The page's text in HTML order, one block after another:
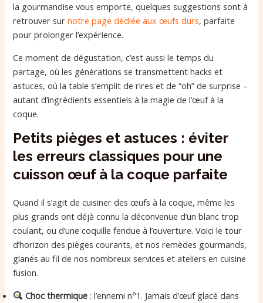
la gourmandise vous emporte, quelques suggestions sont à
retrouver surnotre page dédiée aux œufs durs, parfaite
pour prolonger l’expérience.
Ce moment de dégustation, c’est aussi le temps du
partage, où les générations se transmettent hacks et
astuces, où la table s’emplit de rires et de “oh” de surprise –
autant d’ingrédients essentiels à la magie de l’œuf à la
coque.
Petits pièges et astuces : éviter
les erreurs classiques pour une
cuisson œuf à la coque parfaite
Quand il s’agit de cuisiner des œufs à la coque, même les
plus grands ont déjà connu la déconvenue d’un blanc trop
coulant, ou d’une coquille fendue à l’ouverture. Voici le tour
d’horizon des pièges courants, et nos remèdes gourmands,
glanés au fil de nos nombreux services et ateliers en cuisine
fusion.
Choc thermique : l’ennemi n°1. Jamais d’œuf glacé dans